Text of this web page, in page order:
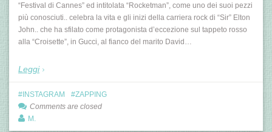
“Festival di Cannes” ed intitolata “Rocketman”, come uno dei suoi pezzi
più conosciuti.. celebra la vita e gli inizi della carriera rock di “Sir” Elton
John.. che ha sfilato come protagonista d’eccezione sul tappeto rosso
alla “Croisette”, in Gucci, al fianco del marito David…
Leggi
INSTAGRAM
ZAPPING
Comments are closed
M.